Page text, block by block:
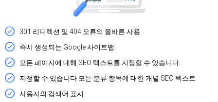
301 리디렉션 및 404 오류의 올바른 사용
즉시 생성되는 Google 사이트맵
모든 페이지에 대해 SEO 텍스트를 지정할 수 있습니다.
지정할 수 있습니다 모든 분류 항목에 대한 개별 SEO 텍스트
사용자의 검색어 표시